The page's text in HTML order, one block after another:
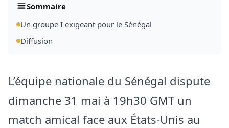
Sommaire
Un groupe I exigeant pour le Sénégal
Diffusion
L’équipe nationale du Sénégal dispute
dimanche 31 mai à 19h30 GMT un
match amical face aux États-Unis au